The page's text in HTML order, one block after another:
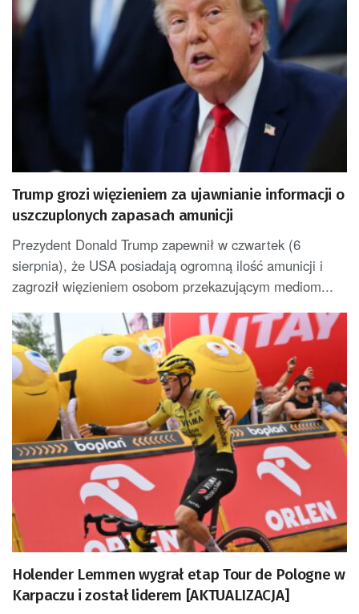
Trump grozi więzieniem za ujawnianie informacji o
uszczuplonych zapasach amunicji
Prezydent Donald Trump zapewnił w czwartek (6
sierpnia), że USA posiadają ogromną ilość amunicji i
zagroził więzieniem osobom przekazującym mediom...
Holender Lemmen wygrał etap Tour de Pologne w
Karpaczu i został liderem [AKTUALIZACJA]